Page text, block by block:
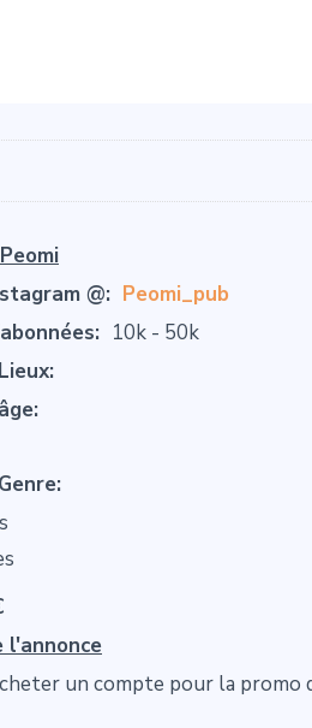
Peomi
@: Peomi_pub
10k - 50k
l'annonce
un compte pour la promo